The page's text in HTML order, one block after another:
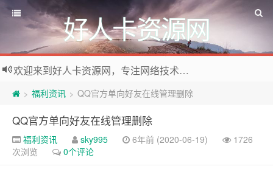
好人卡资源网
欢迎来到好人卡资源网，专注网络技术资源收集，我们不仅是网络资源的搬运工，也生产原创资源。寻找资源请留言或关注公众号:烈日下的男人
> 福利资讯 > QQ官方单向好友在线管理删除
QQ官方单向好友在线管理删除
福利资讯 sky995 6年前 (2020-06-19)
1726
次浏览
0个评论